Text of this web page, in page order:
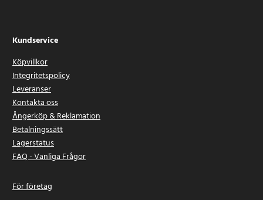
Kundservice
Köpvillkor
Integritetspolicy
Leveranser
Kontakta oss
Ångerköp & Reklamation
Betalningssätt
Lagerstatus
FAQ - Vanliga Frågor
För företag